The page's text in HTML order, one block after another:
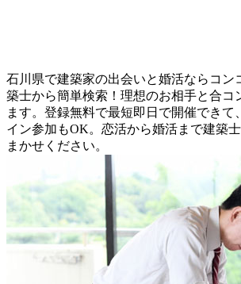
石川県で建築家の出会いと婚活ならコン
築士から簡単検索！理想のお相手と合コ
ます。登録無料で最短即日で開催できて
イン参加もOK。恋活から婚活まで建築
まかせください。